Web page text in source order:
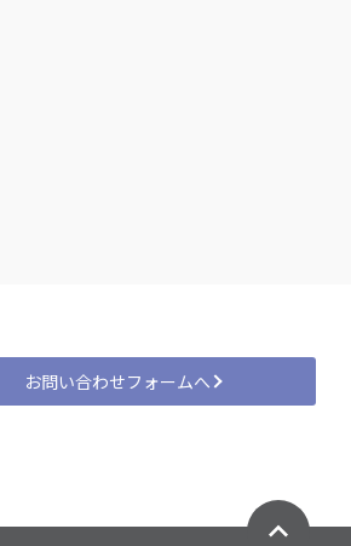
お問い合わせフォームへ